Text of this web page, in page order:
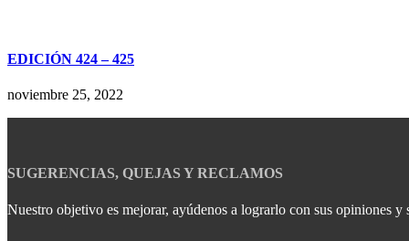
EDICIÓN 424 – 425
noviembre 25, 2022
SUGERENCIAS, QUEJAS Y RECLAMOS
Nuestro objetivo es mejorar, ayúdenos a lograrlo con sus opiniones y